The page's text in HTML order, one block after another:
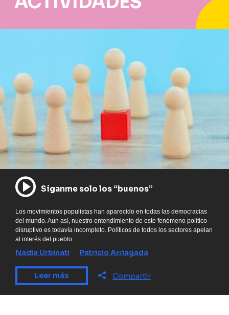
Síganme solo los “buenos”
Los movimientos populistas han aparecido en todas las democracias
del mundo. Aun así, nuestro entendimiento de este fenómeno político
disruptivo es todavía incompleto. Políticos de todos los sectores apelan
al interés del pueblo...
Nadia Urbinati Patricio Arriagada
Leer más Compartir